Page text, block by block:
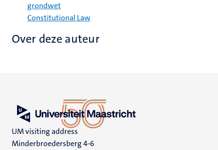
grondwet
Constitutional Law
Over deze auteur
UM visiting address
Minderbroedersberg 4-6